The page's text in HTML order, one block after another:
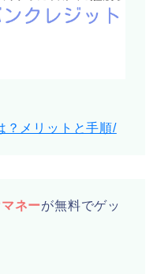
？メリットと手順/
ネーが無料でゲッ